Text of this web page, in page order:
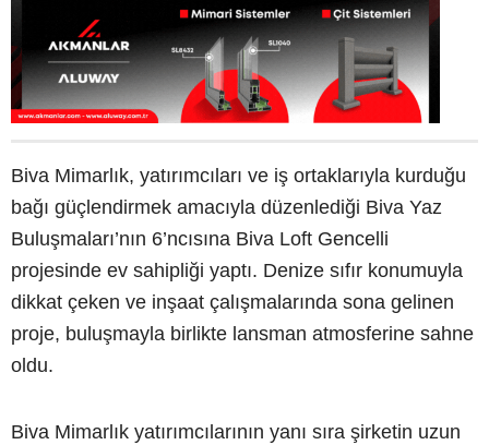
Biva Mimarlık, yatırımcıları ve iş ortaklarıyla kurduğu
bağı güçlendirmek amacıyla düzenlediği Biva Yaz
Buluşmaları’nın 6’ncısına Biva Loft Gencelli
projesinde ev sahipliği yaptı. Denize sıfır konumuyla
dikkat çeken ve inşaat çalışmalarında sona gelinen
proje, buluşmayla birlikte lansman atmosferine sahne
oldu.
Biva Mimarlık yatırımcılarının yanı sıra şirketin uzun